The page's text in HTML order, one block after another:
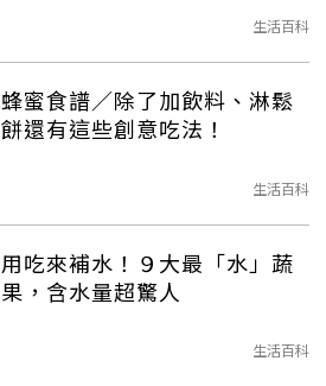
生活百科
蜂蜜食譜／除了加飲料、淋鬆
餅還有這些創意吃法！
生活百科
用吃來補水！９大最「水」蔬
果，含水量超驚人
生活百科